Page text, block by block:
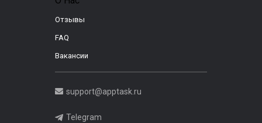
Отзывы
FAQ
Вакансии
support@apptask.ru
Telegram